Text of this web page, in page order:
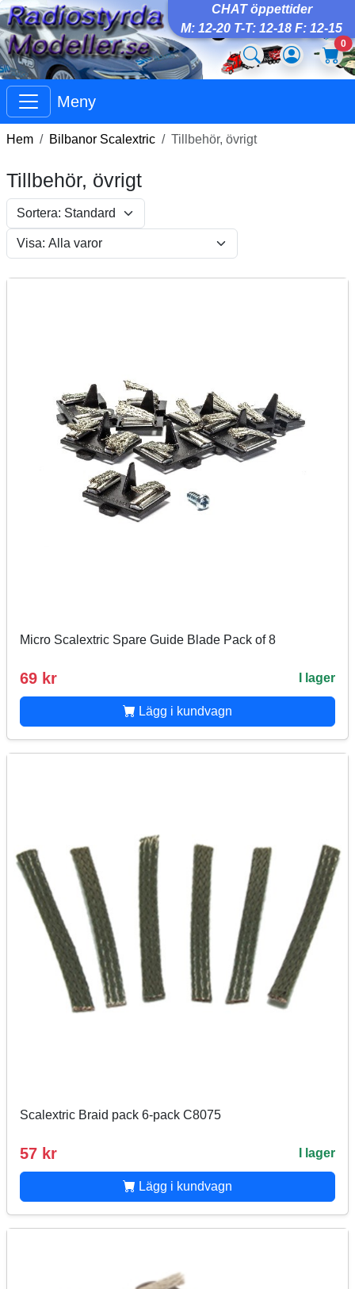
CHAT öppettider
M: 12-20 T-T: 12-18 F: 12-15
0
Meny
Hem Bilbanor Scalextric Tillbehör, övrigt
Tillbehör, övrigt
Micro Scalextric Spare Guide Blade Pack of 8
69 kr I lager
Lägg i kundvagn
Scalextric Braid pack 6-pack C8075
57 kr I lager
Lägg i kundvagn